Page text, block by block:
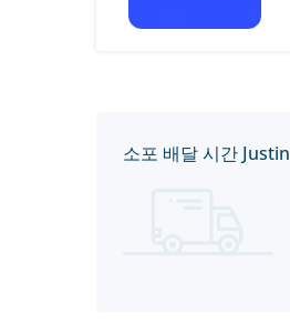
소포 배달 시간 Justin